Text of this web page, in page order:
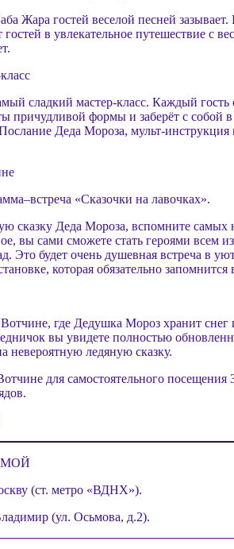
Жара гостей веселой песней
в увлекательное путешествие с
сладкий мастер-класс. Каждый гость
причудливой формы и заберёт с собой
Деда Мороза, мульт-
«Сказочки на лавочках».
сказку Деда Мороза, вспомните самых
вы сами сможете стать героями всем
Это будет очень душевная встреча в
которая обязательно запомнится
где Дедушка Мороз хранит
вы увидете полностью
невероятную ледяную сказку.
для самостоятельного посещения
(ст. метро «ВДНХ»).
(ул. Осьмова, д.2).